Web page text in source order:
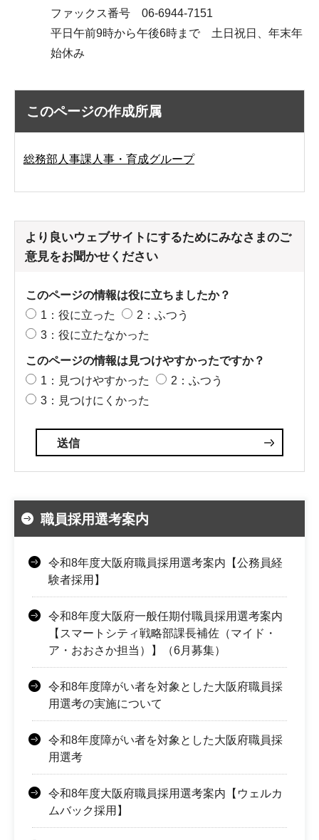
ファックス番号 06-6944-7151
平日午前9時から午後6時まで 土日祝日、年末年
始休み
このページの作成所属
総務部人事課人事・育成グループ
より良いウェブサイトにするためにみなさまのご
意見をお聞かせください
このページの情報は役に立ちましたか？
1：役に立った
2：ふつう
3：役に立たなかった
このページの情報は見つけやすかったですか？
1：見つけやすかった
2：ふつう
3：見つけにくかった
職員採用選考案内
令和8年度大阪府職員採用選考案内【公務員経
験者採用】
令和8年度大阪府一般任期付職員採用選考案内
【スマートシティ戦略部課長補佐（マイド・
ア・おおさか担当）】（6月募集）
令和8年度障がい者を対象とした大阪府職員採
用選考の実施について
令和8年度障がい者を対象とした大阪府職員採
用選考
令和8年度大阪府職員採用選考案内【ウェルカ
ムバック採用】